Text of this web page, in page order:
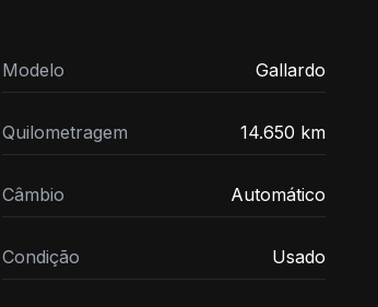
Modelo Gallardo
Quilometragem 14.650 km
Câmbio Automático
Condição Usado